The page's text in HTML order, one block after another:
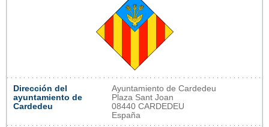
Dirección del
ayuntamiento de
Cardedeu
Ayuntamiento de Cardedeu
Plaza Sant Joan
08440 CARDEDEU
España